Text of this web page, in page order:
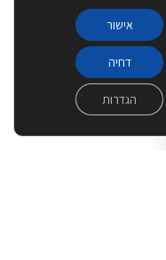
אישור
דחיה
הגדרות